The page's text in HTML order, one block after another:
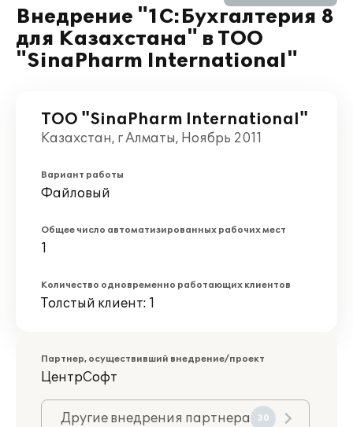
Внедрение "1С:Бухгалтерия 8
для Казахстана" в ТОО
"SinaPharm International"
ТОО "SinaPharm International"
Казахстан, г Алматы, Ноябрь 2011
Вариант работы
Файловый
Общее число автоматизированных рабочих мест
1
Количество одновременно работающих клиентов
Толстый клиент: 1
Партнер, осуществивший внедрение/проект
ЦентрСофт
Другие внедрения партнера 30